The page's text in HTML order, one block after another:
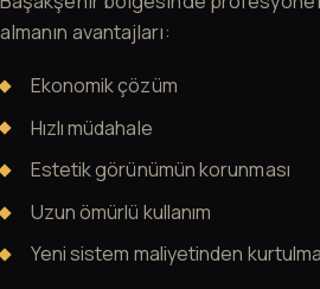
almanın avantajları:
Ekonomik çözüm
Hızlı müdahale
Estetik görünümün korunması
Uzun ömürlü kullanım
Yeni sistem maliyetinden kurtulma